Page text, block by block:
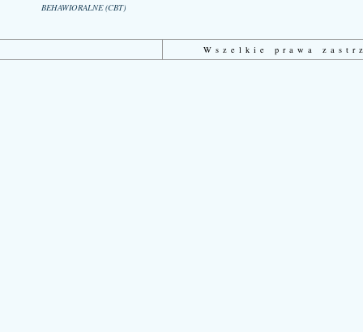
BEHAWIORALNE (CBT)
Wszelkie prawa